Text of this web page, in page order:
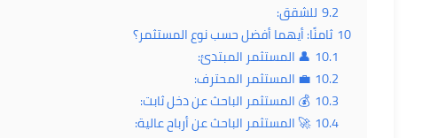
9.2 للشقق:
10 ثامنًا: أيهما أفضل حسب نوع المستثمر؟
10.1 👤 المستثمر المبتدئ:
10.2 💼 المستثمر المحترف:
10.3 💰 المستثمر الباحث عن دخل ثابت:
10.4 🚀 المستثمر الباحث عن أرباح عالية: